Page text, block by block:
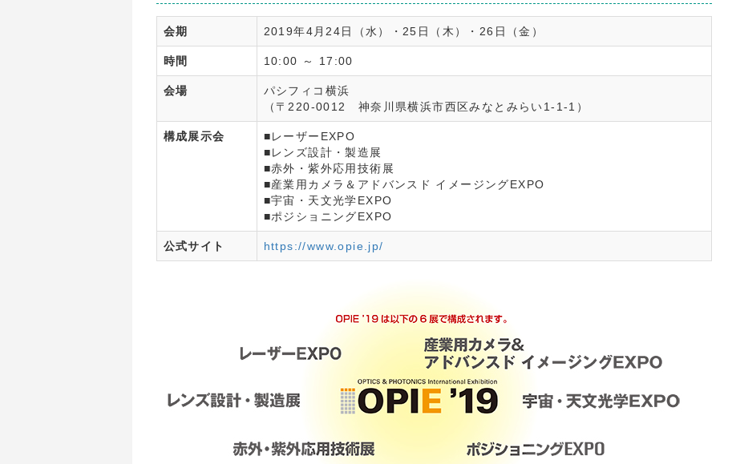
会期 2019年4月24日（水）・25日（木）・26日（金）
時間 10:00 ～ 17:00
会場
パシフィコ横浜
（〒220-0012 神奈川県横浜市西区みなとみらい1-1-1）
構成展示会
■レーザーEXPO
■レンズ設計・製造展
■赤外・紫外応用技術展
■産業用カメラ＆アドバンスド イメージングEXPO
■宇宙・天文光学EXPO
■ポジショニングEXPO
公式サイト https://www.opie.jp/